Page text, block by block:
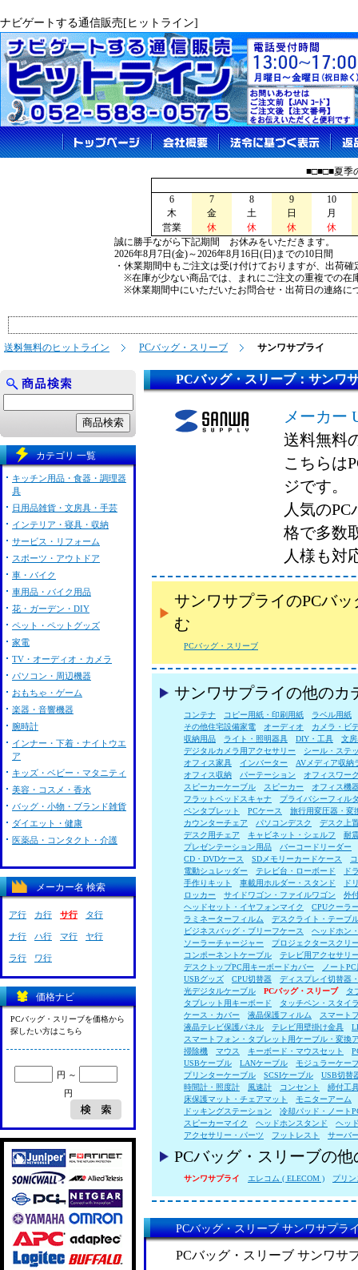
ナビゲートする通信販売[ヒットライン]
■□■□■夏季
6 7 8 9
10
木
金 土 日
月
営業
休 休 休
休
誠に勝手ながら下記期間 お休みをいただきます。
2026年8月7日(金)～2026年8月16日(日)までの10日間
・休業期間中もご注文は受け付けておりますが、出荷
※在庫が少ない商品では、まれにご注文の重複での在
※休業期間中にいただいたお問合せ・出荷日の連絡に
送料無料のヒットライン PCバッグ・スリーブ サンワサプライ
PCバッグ・スリーブ：サンワ
メーカー
送料無料
こちらは
ジです。
人気の
格で多数
人様も対
サンワサプライのPCバ
む
PCバッグ・スリーブ
サンワサプライの他のカ
コンテナ コピー用紙・印刷用紙
ラベル用紙
その他住宅設備家電
オーディオ
カメラ・ビ
収納用品
ライト・照明器具 DIY・工具
文
デジタルカメラ用アクセサリー
シール・ステ
オフィス家具
インバーター
AVメディア収納
オフィス収納
パーテーション
オフィスワー
スピーカーケーブル
スピーカー
オフィス機
フラットベッドスキャナ
プライバシーフィル
ペンタブレット
PCケース
旅行用変圧器・変
カウンターチェア
パソコンデスク
デスク上
デスク用チェア
キャビネット・シェルフ
耐
プレゼンテーション用品
バーコードリーダー
CD・DVDケース
SDメモリーカードケース
電動シュレッダー
テレビ台・ローボード
ド
手作りキット
車載用ホルダー・スタンド
ド
ロッカー
サイドワゴン・ファイルワゴン
外
ヘッドセット・イヤフォンマイク
CPUクーラ
ラミネーターフィルム
デスクライト・テーブ
ビジネスバッグ・ブリーフケース
ヘッドホン
ソーラーチャージャー
プロジェクタースクリ
コンポーネントケーブル
テレビ用アクセサリ
デスクトップPC用キーボードカバー
ノート
USBグッズ
CPU切替器
ディスプレイ切替器
光デジタルケーブル
PCバッグ・スリーブ
タ
タブレット用キーボード
タッチペン・スタイ
ケース・カバー
液晶保護フィルム
スマート
液晶テレビ保護パネル
テレビ用壁掛け金具
スマートフォン・タブレット用ケーブル・変換
掃除機
マウス キーボード・マウスセット
USBケーブル
LANケーブル
モジュラーケー
プリンターケーブル
SCSIケーブル
USB切替
時間計・照度計
風速計 コンセント
締付工
床保護マット・チェアマット
モニターアーム
ドッキングステーション
冷却パッド・ノート
スピーカーマイク
ヘッドホンスタンド
ヘッ
アクセサリー・パーツ
フットレスト サーバ
PCバッグ・スリーブの
サンワサプライ エレコム ( ELECOM ) プリ
PCバッグ・スリーブ サンワサプ
PCバッグ・スリーブ サンワサ
カテゴリ 一覧
キッチン用品・食器・調理器
具
日用品雑貨・文房具・手芸
インテリア・寝具・収納
サービス・リフォーム
スポーツ・アウトドア
車・バイク
車用品・バイク用品
花・ガーデン・DIY
ペット・ペットグッズ
家電
TV・オーディオ・カメラ
パソコン・周辺機器
おもちゃ・ゲーム
楽器・音響機器
腕時計
インナー・下着・ナイトウエ
ア
キッズ・ベビー・マタニティ
美容・コスメ・香水
バッグ・小物・ブランド雑貨
ダイエット・健康
医薬品・コンタクト・介護
メーカー名 検索
ア行 カ行 サ行 タ行
ナ行 ハ行 マ行 ヤ行
ラ行 ワ行
価格ナビ
PCバッグ・スリーブを価格から
探したい方はこちら
円 ～
円